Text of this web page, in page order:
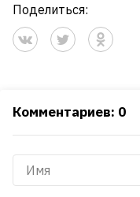
Поделиться:
Комментариев: 0